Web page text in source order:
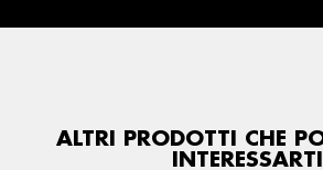
ALTRI PRODOTTI CHE
INTERESSARTI